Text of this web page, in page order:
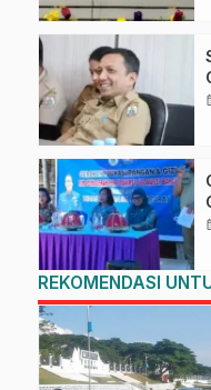
REKOMENDASI